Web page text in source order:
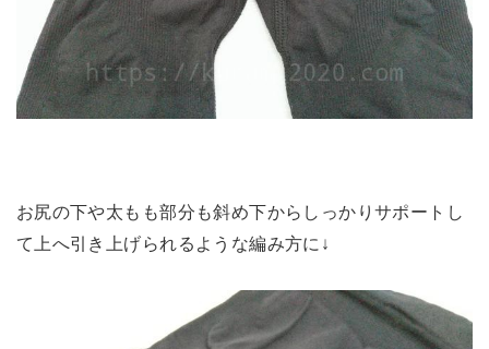
お尻の下や太もも部分も斜め下からしっかりサポートし
て上へ引き上げられるような編み方に↓